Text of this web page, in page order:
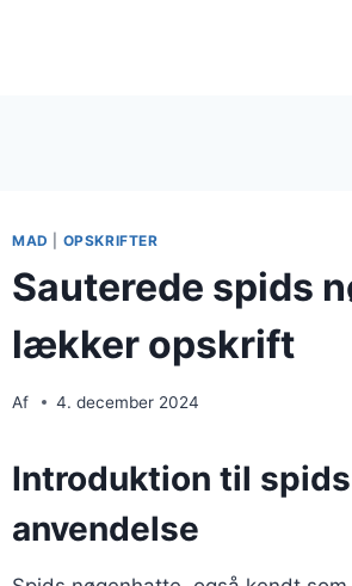
MAD OPSKRIFTER
Sauterede spids
lækker opskrift
Af 4. december 2024
Introduktion til
anvendelse